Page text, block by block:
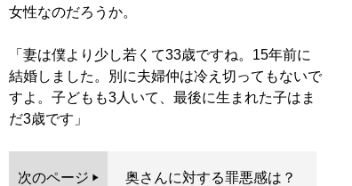
女性なのだろうか。
「妻は僕より少し若くて33歳ですね。15年前に
結婚しました。別に夫婦仲は冷え切ってもないで
すよ。子どもも3人いて、最後に生まれた子はま
だ3歳です」
次のページ 奥さんに対する罪悪感は？